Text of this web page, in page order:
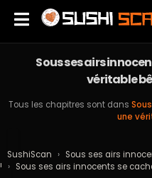
Sous ses airs
véritable
Tous les chapitres sont dans
une
SushiScan › Sous ses airs
!
› Sous ses airs innocents se